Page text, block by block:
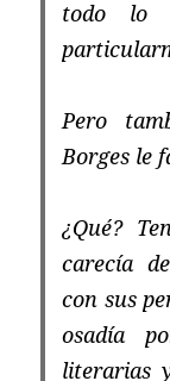
todo lo
Pero
Borges le
¿Qué?
carecía
con sus
osadía
literarias